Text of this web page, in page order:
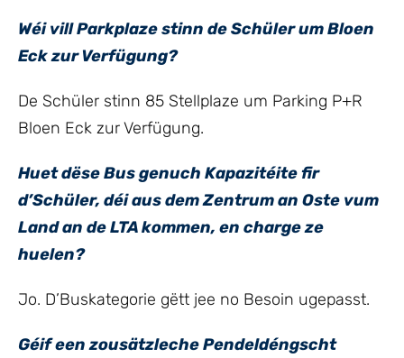
Wéi vill Parkplaze stinn de Schüler um Bloen
Eck zur Verfügung?
De Schüler stinn 85 Stellplaze um Parking P+R
Bloen Eck zur Verfügung.
Huet dëse Bus genuch Kapazitéite fir
d’Schüler, déi aus dem Zentrum an Oste vum
Land an de LTA kommen, en charge ze
huelen?
Jo. D’Buskategorie gëtt jee no Besoin ugepasst.
Géif een zousätzleche Pendeldéngscht